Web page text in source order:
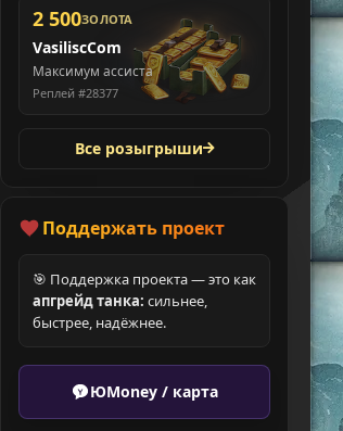
2 500ЗОЛОТА
VasiliscCom
Максимум ассиста
Реплей #28377
Все розыгрыши
Поддержать проект
🎯 Поддержка проекта — это как
апгрейд танка: сильнее,
быстрее, надёжнее.
ЮMoney / карта